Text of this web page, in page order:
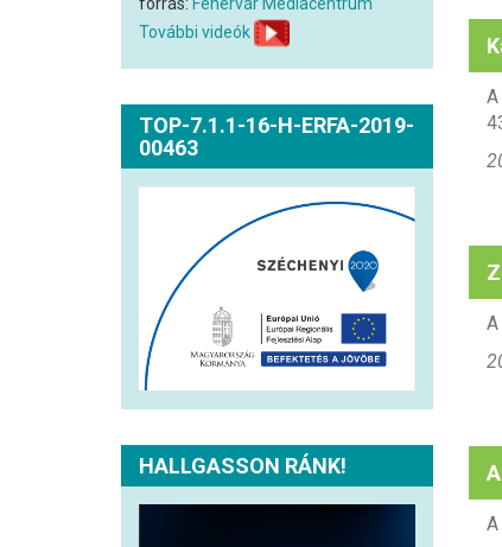
További videók
TOP-7.1.1-16-H-ERFA-2019-
00463
HALLGASSON RÁNK!